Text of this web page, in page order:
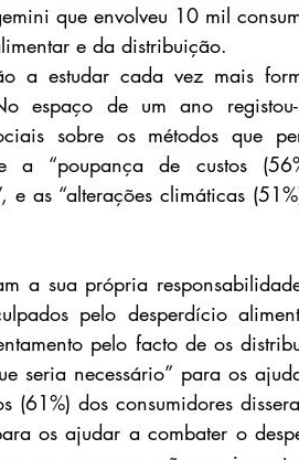
que envolveu 10 mil
e da distribuição.
a estudar cada vez mais
espaço de um ano
sobre os métodos que
a “poupança de custos
as “alterações climáticas
a sua própria
pelo desperdício
pelo facto de os
seria necessário” para os
(61%) dos consumidores
os ajudar a combater o